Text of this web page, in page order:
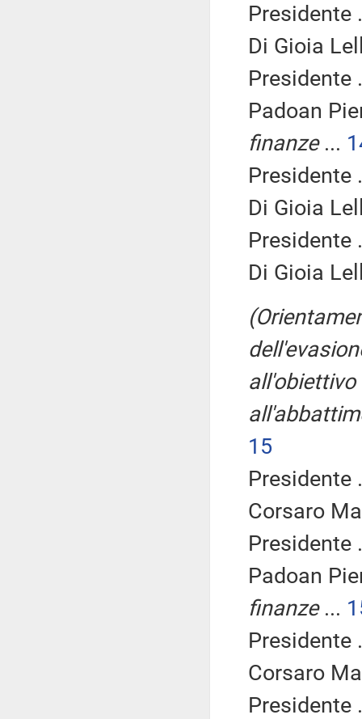
Presidente
Di Gioia
Presidente
Padoan
finanze...
Presidente
Di Gioia
Presidente
Di Gioia
15
Presidente
Corsaro
Presidente
Padoan
finanze...
Presidente
Corsaro
Presidente